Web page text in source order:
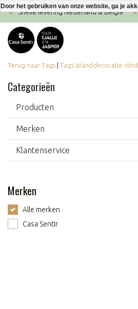
Snelle levering Nederland & België
Terug naar Tags Tags Wanddecoratie
Categorieën
Producten
Merken
Klantenservice
Merken
Alle merken
Casa Sentir
Door het gebruiken van onze website, ga je